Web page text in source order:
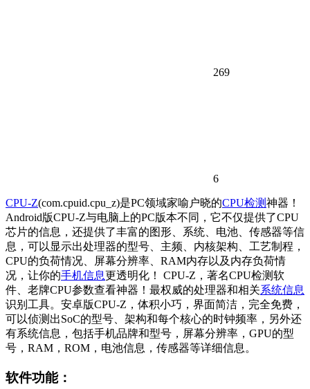
269
6
CPU-Z(com.cpuid.cpu_z)是PC领域家喻户晓的CPU检测神器！
Android版CPU-Z与电脑上的PC版本不同，它不仅提供了CPU
芯片的信息，还提供了丰富的图形、系统、电池、传感器等信
息，可以显示出处理器的型号、主频、内核架构、工艺制程，
CPU的负荷情况、屏幕分辨率、RAM内存以及内存负荷情
况，让你的手机信息更透明化！ CPU-Z，著名CPU检测软
件、老牌CPU参数查看神器！最权威的处理器和相关系统信息
识别工具。安卓版CPU-Z，体积小巧，界面简洁，完全免费，
可以侦测出SoC的型号、架构和每个核心的时钟频率，另外还
有系统信息，包括手机品牌和型号，屏幕分辨率，GPU的型
号，RAM，ROM，电池信息，传感器等详细信息。
软件功能：